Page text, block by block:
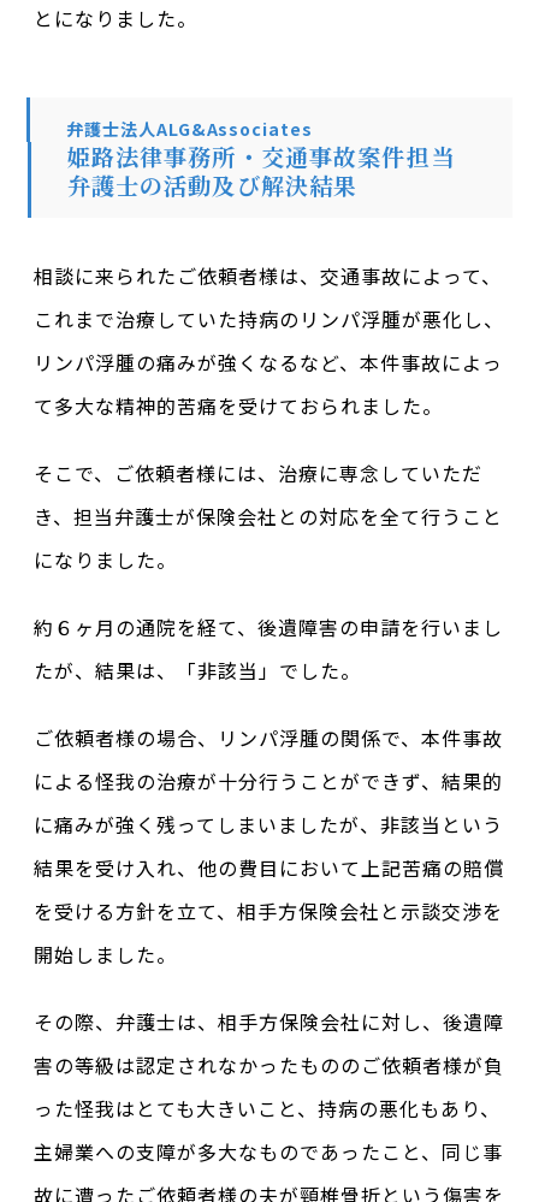
とになりました。
弁護士法人ALG&Associates
姫路法律事務所・交通事故案件担当
弁護士の活動及び解決結果
相談に来られたご依頼者様は、交通事故によって、
これまで治療していた持病のリンパ浮腫が悪化し、
リンパ浮腫の痛みが強くなるなど、本件事故によっ
て多大な精神的苦痛を受けておられました。
そこで、ご依頼者様には、治療に専念していただ
き、担当弁護士が保険会社との対応を全て行うこと
になりました。
約６ヶ月の通院を経て、後遺障害の申請を行いまし
たが、結果は、「非該当」でした。
ご依頼者様の場合、リンパ浮腫の関係で、本件事故
による怪我の治療が十分行うことができず、結果的
に痛みが強く残ってしまいましたが、非該当という
結果を受け入れ、他の費目において上記苦痛の賠償
を受ける方針を立て、相手方保険会社と示談交渉を
開始しました。
その際、弁護士は、相手方保険会社に対し、後遺障
害の等級は認定されなかったもののご依頼者様が負
った怪我はとても大きいこと、持病の悪化もあり、
主婦業への支障が多大なものであったこと、同じ事
故に遭ったご依頼者様の夫が頸椎骨折という傷害を